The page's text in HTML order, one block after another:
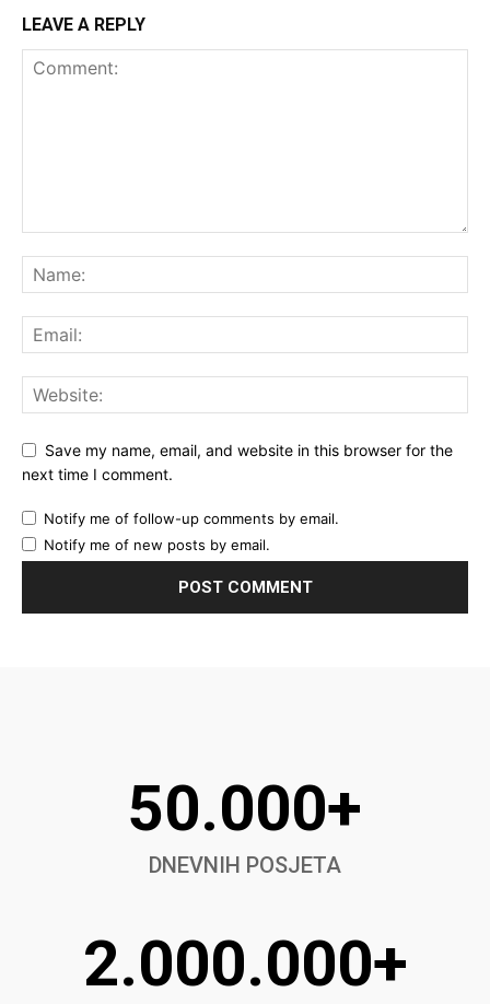
LEAVE A REPLY
Save my name, email, and website in this browser for the
next time I comment.
Notify me of follow-up comments by email.
Notify me of new posts by email.
50.000+
DNEVNIH POSJETA
2.000.000+